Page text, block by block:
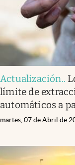
Actualización..
límite de
automáticos a
martes, 07 de Abril de